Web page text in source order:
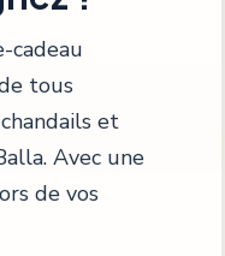
cadeau
tous
et
Avec une
de vos